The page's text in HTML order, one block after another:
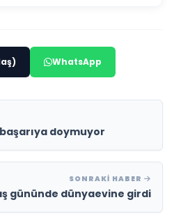
WhatsApp
doymuyor
SONRAKI HABER
gününde dünyaevine girdi